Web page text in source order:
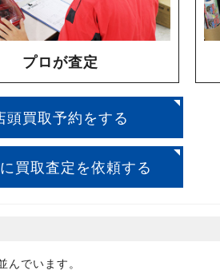
プロが査定
頭買取予約をする
買取査定を依頼する
んでいます。